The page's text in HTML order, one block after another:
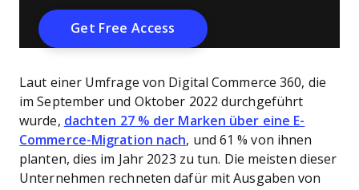
Laut einer Umfrage von Digital Commerce 360, die
im September und Oktober 2022 durchgeführt
wurde, dachten 27 % der Marken über eine E-
Commerce-Migration nach, und 61 % von ihnen
planten, dies im Jahr 2023 zu tun. Die meisten dieser
Unternehmen rechneten dafür mit Ausgaben von